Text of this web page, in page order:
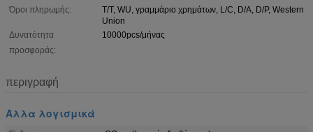
Όροι πληρωμής:
T/T, WU, γραμμάριο χρημάτων, L/C, D/A, D/P, Western
Union
Δυνατότητα
προσφοράς:
10000pcs/μήνας
περιγραφή
Άλλα λογισμικά